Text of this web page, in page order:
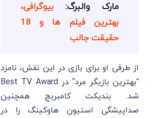
مارک والبرگ: بیوگرافی،
بهترین فیلم ها و 18
حقیقت جالب
از طرفی او برای بازی در این نقش، نامزد
“بهترین بازیگر مرد” در Best TV Award
شد. بندیکت کامبربچ همچنین
صداپیشگی استیون هاوکینگ را در